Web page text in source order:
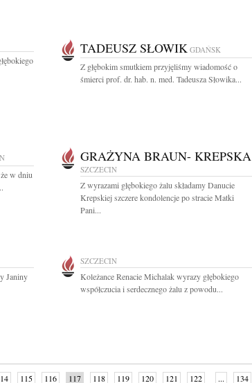
TADEUSZ SŁOWIK GDAŃSK
Z głębokim smutkiem przyjęliśmy wiadomość o
śmierci prof. dr. hab. n. med. Tadeusza Słowika...
w dniu
GRAŻYNA BRAUN- KREPSKA
SZCZECIN
Z wyrazami głębokiego żalu składamy Danucie
Krepskiej szczere kondolencje po stracie Matki
Pani...
Janiny
SZCZECIN
Koleżance Renacie Michalak wyrazy głębokiego
współczucia i serdecznego żalu z powodu...
115 116 117 118 119 120 121 122 ... 134